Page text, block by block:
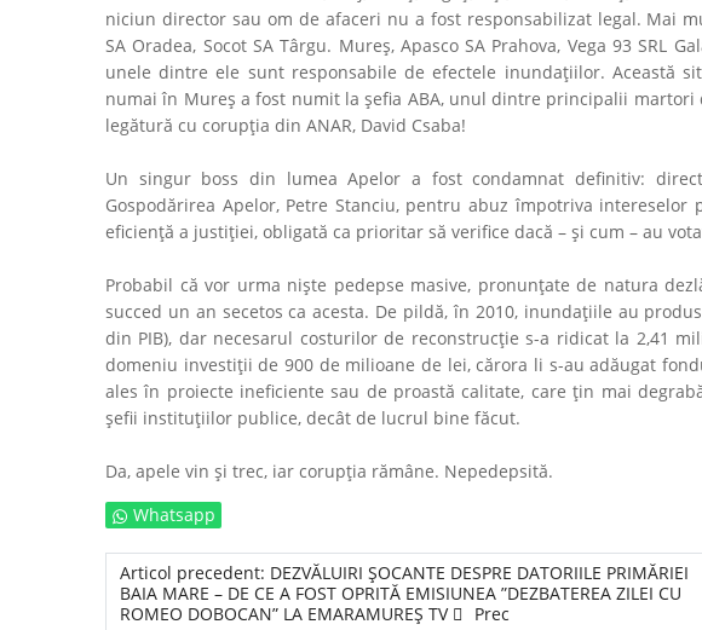
niciun director sau om de afaceri nu a fost responsabilizat legal. Mai
SA Oradea, Socot SA Târgu. Mureş, Apasco SA Prahova, Vega 93
unele dintre ele sunt responsabile de efectele inundaţiilor. Această
numai în Mureş a fost numit la şefia ABA, unul dintre principalii
legătură cu corupţia din ANAR, David Csaba!
Un singur boss din lumea Apelor a fost condamnat definitiv:
Gospodărirea Apelor, Petre Stanciu, pentru abuz împotriva
eficienţă a justiţiei, obligată ca prioritar să verifice dacă – şi cum – au
Probabil că vor urma nişte pedepse masive, pronunţate de natura
succed un an secetos ca acesta. De pildă, în 2010, inundaţiile au
din PIB), dar necesarul costurilor de reconstrucţie s-a ridicat la 2,41
domeniu investiţii de 900 de milioane de lei, cărora li s-au adăugat
ales în proiecte ineficiente sau de proastă calitate, care ţin mai
şefii instituţiilor publice, decât de lucrul bine făcut.
Da, apele vin şi trec, iar corupţia rămâne. Nepedepsită.
Whatsapp
Articol precedent: DEZVĂLUIRI ȘOCANTE DESPRE DATORIILE PRIMĂRIEI
BAIA MARE – DE CE A FOST OPRITĂ EMISIUNEA ”DEZBATEREA ZILEI CU
ROMEO DOBOCAN” LA EMARAMUREȘ TV
Prec